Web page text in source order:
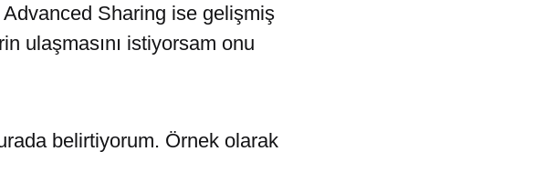
Sharing ise gelişmiş
ulaşmasını istiyorsam onu
belirtiyorum. Örnek olarak